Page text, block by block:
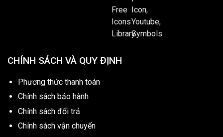
CHÍNH SÁCH VÀ QUY ĐỊNH
Phương thức thanh toán
Chính sách bảo hành
Chính sách đổi trả
Chính sách vận chuyển